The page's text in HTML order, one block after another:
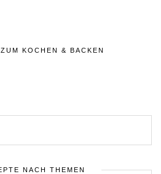
KOCHEN & BACKEN
NACH THEMEN